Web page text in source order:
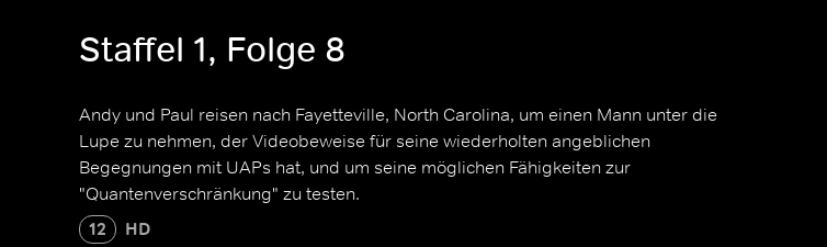
Staffel 1, Folge 8
Andy und Paul reisen nach Fayetteville, North Carolina, um einen Mann unter die
Lupe zu nehmen, der Videobeweise für seine wiederholten angeblichen
Begegnungen mit UAPs hat, und um seine möglichen Fähigkeiten zur
"Quantenverschränkung" zu testen.
12 HD